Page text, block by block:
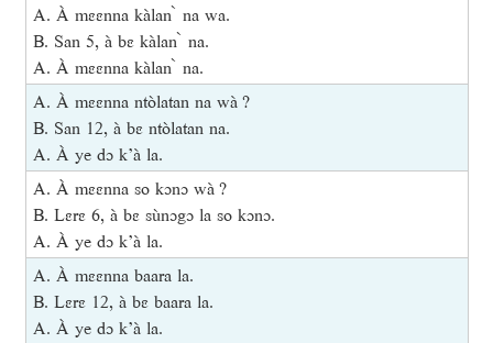
A. À mɛɛnna kàlan ̀ na wa.
B. San 5, à bɛ kàlan ̀ na.
A. À mɛɛnna kàlan ̀ na.
A. À mɛɛnna ntòlatan na wà ?
B. San 12, à bɛ ntòlatan na.
A. À ye dɔ k’à la.
A. À mɛɛnna so kɔnɔ wà ?
B. Lɛrɛ 6, à bɛ sùnɔgɔ la so kɔnɔ.
A. À ye dɔ k’à la.
A. À mɛɛnna baara la.
B. Lɛrɛ 12, à bɛ baara la.
A. À ye dɔ k’à la.